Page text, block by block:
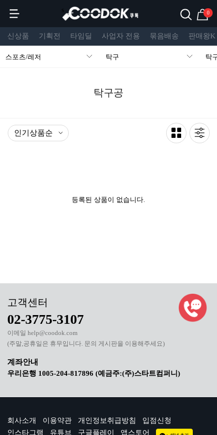
s 0
신상품 기획전 타임딜 사업자 전용 묶음배송 판매왕K
스포츠/레저 탁구 탁
탁구공
등록된 상품이 없습니다.
02-3775-3107
이메일 help@coodok.com
(주말,공휴일은 휴무입니다. 문의 게시판을 이용해주세요)
우리은행 1005-204-817896 (예금주:(주)스타트컴퍼니)
회사소개 이용약관 개인정보취급방침
입점신청
인스타그램
유튜브 구글플레이 앱스토어